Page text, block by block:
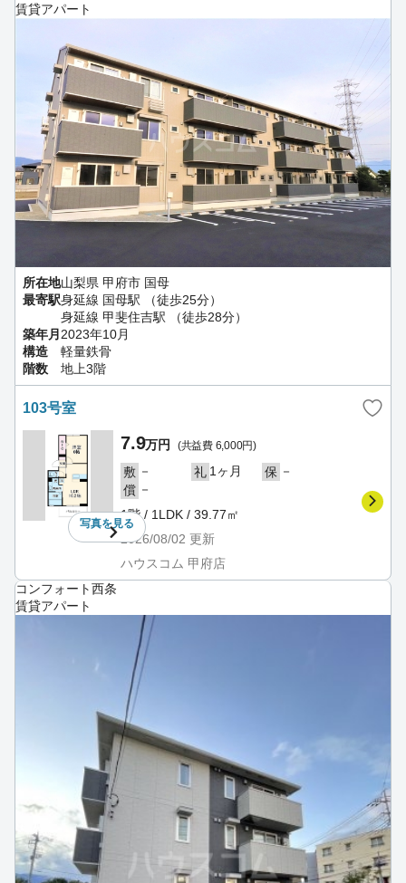
賃貸アパート
所在地山梨県 甲府市 国母
最寄駅身延線 国母駅 （徒歩25分）
身延線 甲斐住吉駅 （徒歩28分）
築年月 2023年10月
構造
軽量鉄骨
階数
地上3階
103号室
写真を見る
7.9万円 (共益費 6,000円)
敷 － 礼 1ヶ月 保 －
償 －
1階 / 1LDK / 39.77㎡
2026/08/02 更新
ハウスコム 甲府店
コンフォート西条
賃貸アパート